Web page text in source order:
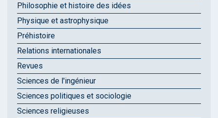
Philosophie et histoire des idées
Physique et astrophysique
Préhistoire
Relations internationales
Revues
Sciences de l'ingénieur
Sciences politiques et sociologie
Sciences religieuses